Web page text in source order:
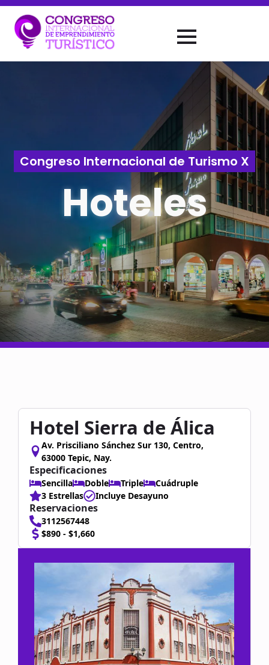
Congreso Internacional de Turismo X
Hoteles
Hotel Sierra de Álica
Av. Prisciliano Sánchez Sur 130, Centro,
63000 Tepic, Nay.
Especificaciones
Sencilla Doble Triple
Cuádruple
3 Estrellas
Incluye Desayuno
Reservaciones
3112567448
$890 - $1,660